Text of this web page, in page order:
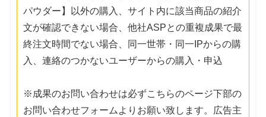
パウダー】以外の購入、サイト内に該当商品の紹介
文が確認できない場合、他社ASPとの重複成果で最
終注文時間でない場合、同一世帯・同一IPからの購
入、連絡のつかないユーザーからの購入・申込
※成果のお問い合わせは必ずこちらのページ下部の
お問い合わせフォームよりお願い致します。広告主